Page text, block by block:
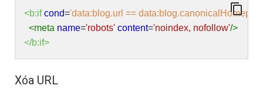
<b:if cond='data:blog.url ==
<meta name='robots' content='noindex, nofollow'/>
</b:if>
Xóa URL